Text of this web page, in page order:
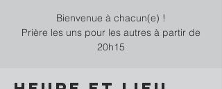
Bienvenue à chacun(e) !
Prière les uns pour les autres à partir de
20h15